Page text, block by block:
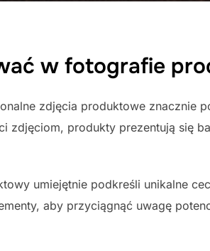
w fotografie
zdjęcia produktowe znacznie
zdjęciom, produkty prezentują się
umiejętnie podkreśli unikalne
aby przyciągnąć uwagę